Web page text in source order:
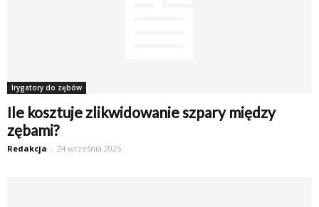
Irygatory do zębów
Ile kosztuje zlikwidowanie szpary między
zębami?
Redakcja - 24 września 2025